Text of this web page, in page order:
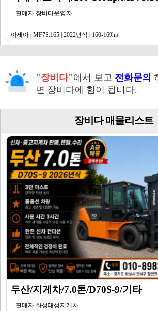
판매자 장비다운영자
아세아 | MF7S.165 | 2022년식 | 160-169hp
"장비다"에서 보고 전화문의
면 장비다에 힘이 됩니다.
장비다 매물리스트
두산/지게차/7.0톤/D70S-9/기타
판매자 화성태성지게차